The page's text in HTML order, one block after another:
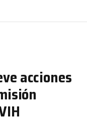
acciones